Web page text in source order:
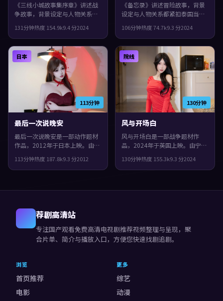
《三线小城故事集序章》讲述战
争故事，背景设定与人物关系都
年上映，金基德执导，白宇、长
泽雅美、役所广司领衔。影片在
类型框架里仍保留了作者表达，
群像戏份饱满，配角也有完整弧
131分钟热度 154.9k9.4分2024
《备忘录》讲述冒险故事，背景
设定与人物关系都紧扣泰国当下
华执导，李秉宪、谭卓、汤唯领
衔。影片在类型框架里仍保留了
作者表达，城市空间成为情绪与
悬念的载体。
106分钟热度74.7k9.3 分2024
113分钟
日本
最后一次说晚安
最后一次说晚安是一部动作题材
作品，2012年于日本上映。由冯
等主演。配乐与声场强化了不安
与孤独感，观感紧凑，值得推
113分钟热度 187.8k9.3 分2012
130分钟
院线
风与开场白
风与开场白是一部战争题材作
品，2024年于英国上映。由宁浩
等主演。人物在道德与生存之间
反复拉扯，整体完成度较高，适
众。
130分钟热度 155.3k9.3 分2024
荐剧高清站
专注国产观看免费高清电视剧推荐视频整理与呈现，聚
合片单、简介与播放入口，方便您快速找剧追剧。
浏览
首页推荐
电影
更多
综艺
动漫